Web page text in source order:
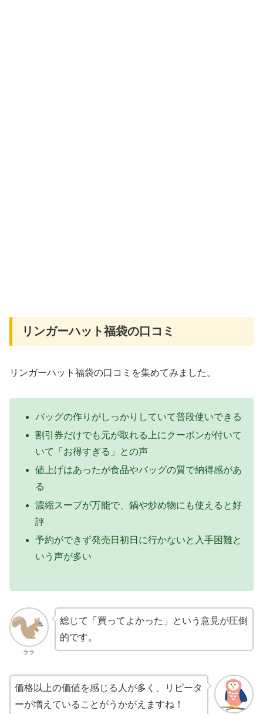
リンガーハット福袋の口コミ
リンガーハット福袋の口コミを集めてみました。
バッグの作りがしっかりしていて普段使いできる
割引券だけでも元が取れる上にクーポンが付いて
いて「お得すぎる」との声
値上げはあったが食品やバッグの質で納得感があ
る
濃縮スープが万能で、鍋や炒め物にも使えると好
評
予約ができず発売日初日に行かないと入手困難と
いう声が多い
ララ
総じて「買ってよかった」という意見が圧倒
的です。
価格以上の価値を感じる人が多く、リピータ
ーが増えていることがうかがえますね！